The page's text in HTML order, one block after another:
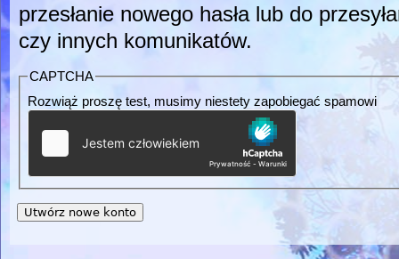
przesłanie nowego hasła lub do
czy innych komunikatów.
CAPTCHA
Rozwiąż proszę test, musimy niestety zapobiegać spamowi